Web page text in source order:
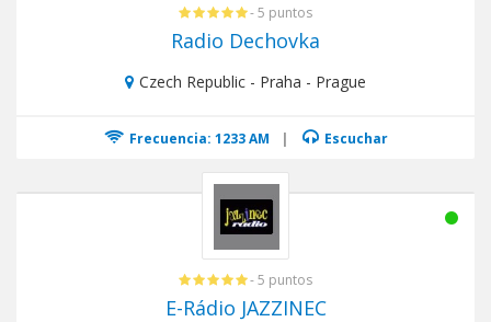
- 5 puntos
Radio Dechovka
Czech Republic - Praha - Prague
Frecuencia: 1233 AM | Escuchar
- 5 puntos
E-Rádio JAZZINEC